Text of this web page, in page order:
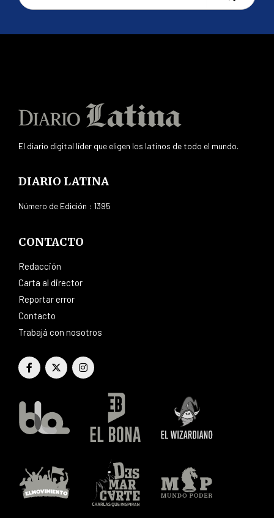
El diario digital líder que eligen los latinos de todo el mundo.
DIARIO LATINA
Número de Edición : 1395
CONTACTO
Redacción
Carta al director
Reportar error
Contacto
Trabajá con nosotros